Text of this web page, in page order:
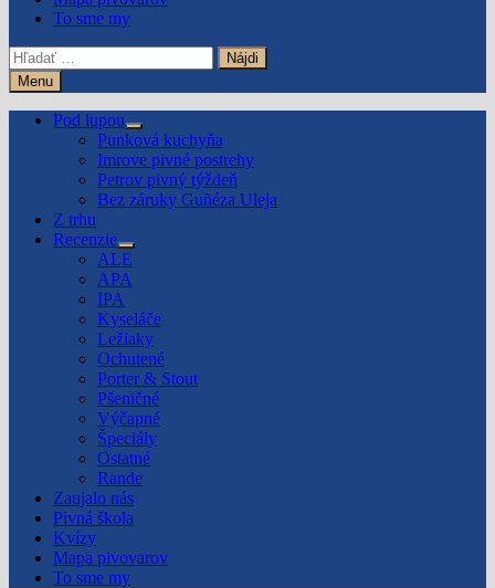
To sme my
Hľadať:
Menu
Pod lupou
Show
sub
menu
Punková kuchyňa
Imrove pivné postrehy
Petrov pivný týždeň
Bez záruky Guñéza Uleja
Z trhu
Recenzie
Show
sub
menu
ALE
APA
IPA
Kyseláče
Ležiaky
Ochutené
Porter & Stout
Pšeničné
Výčapné
Špeciály
Ostatné
Rande
Zaujalo nás
Pivná škola
Kvízy
Mapa pivovarov
To sme my